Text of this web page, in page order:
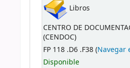
Libros
CENTRO DE
(CENDOC)
FP 118 .D6 .F38 (Navegar
Disponible